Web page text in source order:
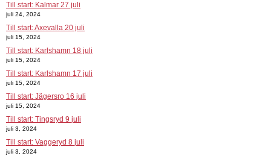
Till start: Kalmar 27 juli
juli 24, 2024
Till start: Axevalla 20 juli
juli 15, 2024
Till start: Karlshamn 18 juli
juli 15, 2024
Till start: Karlshamn 17 juli
juli 15, 2024
Till start: Jägersro 16 juli
juli 15, 2024
Till start: Tingsryd 9 juli
juli 3, 2024
Till start: Vaggeryd 8 juli
juli 3, 2024